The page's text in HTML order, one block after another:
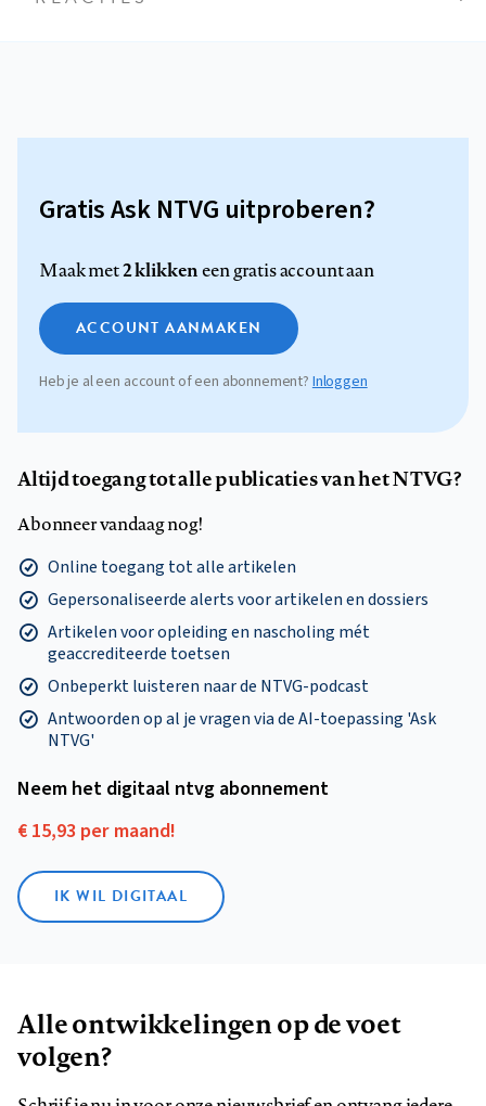
Gratis Ask NTVG uitproberen?
Maak met2 klikkeneen gratis account aan
ACCOUNT AANMAKEN
Heb je al een account of een abonnement?Inloggen
Altijd toegang tot alle publicaties van het NTVG?
Abonneer vandaag nog!
Online toegang tot alle artikelen
Gepersonaliseerde alerts voor artikelen en dossiers
Artikelen voor opleiding en nascholing mét
geaccrediteerde toetsen
Onbeperkt luisteren naar de NTVG-podcast
Antwoorden op al je vragen via de AI-toepassing 'Ask
NTVG'
Neem het digitaal ntvg abonnement
€ 15,93 per maand!
IK WIL DIGITAAL
Alle ontwikkelingen op de voet
volgen?